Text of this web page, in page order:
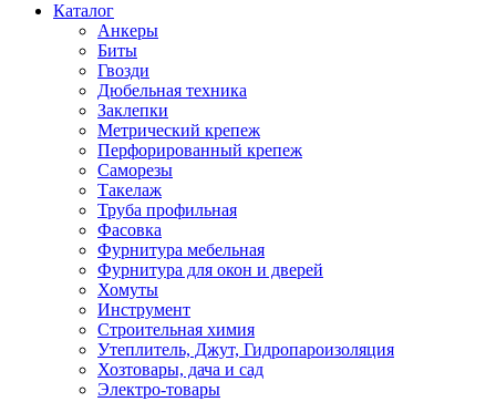
Каталог
Анкеры
Биты
Гвозди
Дюбельная техника
Заклепки
Метрический крепеж
Перфорированный крепеж
Саморезы
Такелаж
Труба профильная
Фасовка
Фурнитура мебельная
Фурнитура для окон и дверей
Хомуты
Инструмент
Строительная химия
Утеплитель, Джут, Гидропароизоляция
Хозтовары, дача и сад
Электро-товары